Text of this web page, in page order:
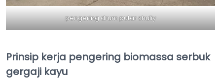
pengering drum putar shuliy
Prinsip kerja pengering biomassa serbuk
gergaji kayu